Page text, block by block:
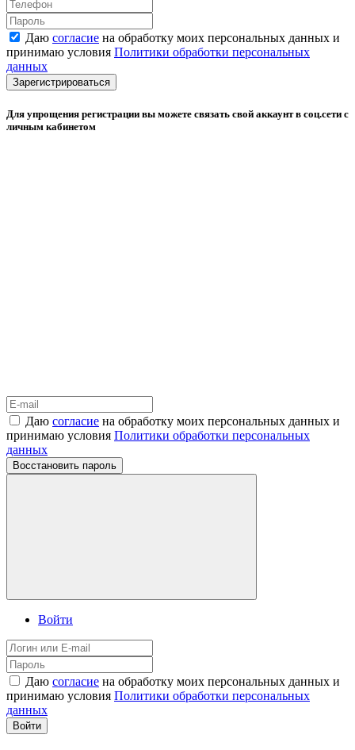
Даю согласие на обработку моих персональных данных и
принимаю условия Политики обработки персональных
данных
Зарегистрироваться
Для упрощения регистрации вы можете связать свой аккаунт в соц.сети с
личным кабинетом
Даю согласие на обработку моих персональных данных и
принимаю условия Политики обработки персональных
данных
Восстановить пароль
Войти
Даю согласие на обработку моих персональных данных и
принимаю условия Политики обработки персональных
данных
Войти